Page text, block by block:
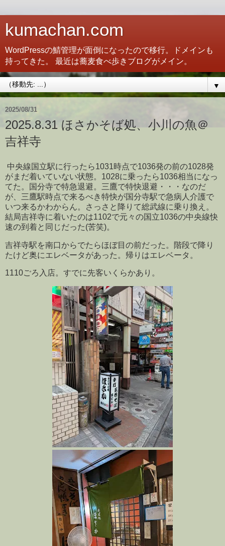
kumachan.com
WordPressの鯖管理が面倒になったので移行。ドメインも
持ってきた。 最近は蕎麦食べ歩きブログがメイン。
▼
2025/08/31
2025.8.31 ほさかそば処、小川の魚＠
吉祥寺
中央線国立駅に行ったら1031時点で1036発の前の1028発
がまだ着いていない状態。1028に乗ったら1036相当になっ
てた。国分寺で特急退避。三鷹で特快退避・・・なのだ
が、三鷹駅時点で来るべき特快が国分寺駅で急病人介護で
いつ来るかわからん。さっさと降りて総武線に乗り換え。
結局吉祥寺に着いたのは1102で元々の国立1036の中央線快
速の到着と同じだった(苦笑)。
吉祥寺駅を南口からでたらほぼ目の前だった。階段で降り
たけど奥にエレベータがあった。帰りはエレベータ。
1110ごろ入店。すでに先客いくらかあり。